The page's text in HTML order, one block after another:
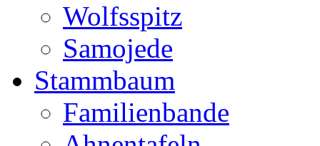
Wolfsspitz
Samojede
Stammbaum
Familienbande